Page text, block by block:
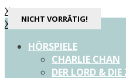
X
X
HÖRSPIELE
CHARLIE CHAN
DER LORD & DIE
NICHT VORRÄTIG!